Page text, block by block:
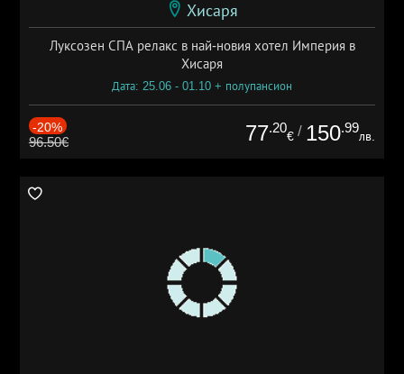
Хисаря
Луксозен СПА релакс в най-новия хотел Империя в
Хисаря
Дата: 25.06 - 01.10 + полупансион
-20%
96.50€ 77.20
€ / 150.99
лв.